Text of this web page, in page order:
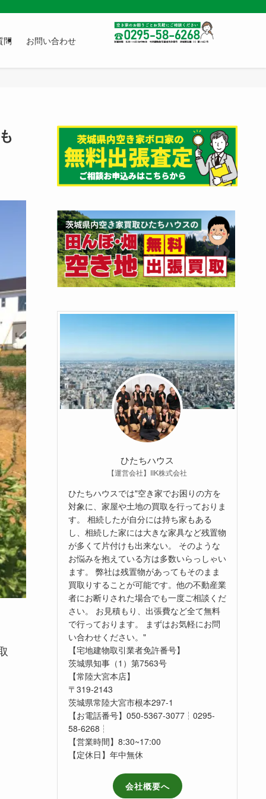
問 お問い合わせ
ひたちハウス
【運営会社】IIK株式会社
ひたちハウスでは"空き家でお困りの方を
対象に、家屋や土地の買取を行っておりま
す。 相続したが自分には持ち家もある
し、相続した家には大きな家具など残置物
が多くて片付けも出来ない。 そのような
お悩みを抱えている方は多数いらっしゃい
ます。 弊社は残置物があってもそのまま
買取りすることが可能です。他の不動産業
者にお断りされた場合でも一度ご相談くだ
さい。 お見積もり、出張費など全て無料
で行っております。 まずはお気軽にお問
い合わせください。"
【宅地建物取引業者免許番号】
茨城県知事（1）第7563号
【常陸大宮本店】
〒319-2143
茨城県常陸大宮市根本297-1
【お電話番号】050-5367-3077┆0295-
58-6268┆
【営業時間】8:30~17:00
【定休日】年中無休
会社概要へ